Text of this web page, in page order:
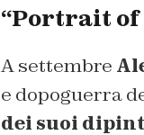
“Portrait of
A settembre
e dopoguerra
dei suoi